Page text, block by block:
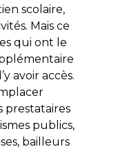
scolaire,
Mais ce
qui ont le
avoir accès.
prestataires
publics,
bailleurs